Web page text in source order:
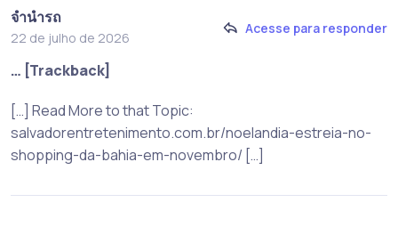
จำนำรถ
22 de julho de 2026
Acesse para responder
… [Trackback]
[…] Read More to that Topic:
salvadorentretenimento.com.br/noelandia-estreia-no-
shopping-da-bahia-em-novembro/ […]